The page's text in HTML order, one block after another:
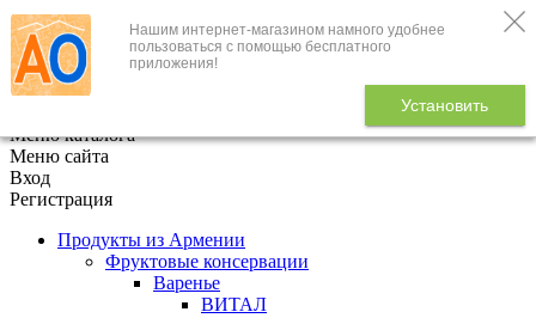
Нашим интернет-магазином намного удобнее
пользоваться с помощью бесплатного
приложения!
Установить
+7 (495) 646-888-1
В корзине
Меню каталога
Меню сайта
Вход
Регистрация
Продукты из Армении
Фруктовые консервации
Варенье
ВИТАЛ